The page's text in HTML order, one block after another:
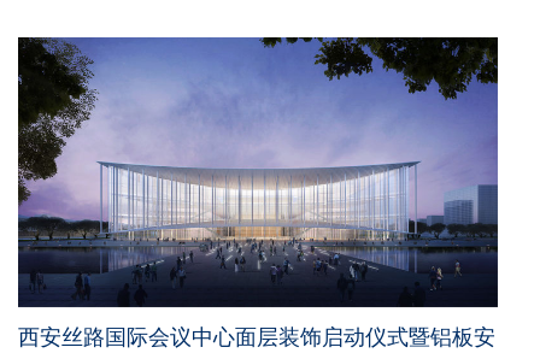
西安丝路国际会议中心面层装饰启动仪式暨铝板安